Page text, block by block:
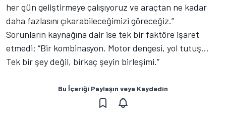
her gün geliştirmeye çalışıyoruz ve araçtan ne kadar
daha fazlasını çıkarabileceğimizi göreceğiz.”
Sorunların kaynağına dair ise tek bir faktöre işaret
etmedi: “Bir kombinasyon. Motor dengesi, yol tutuş…
Tek bir şey değil, birkaç şeyin birleşimi.”
Bu İçeriği Paylaşın veya Kaydedin